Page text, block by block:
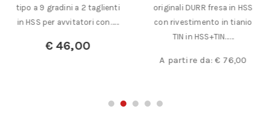
tipo a 9 gradini a 2 taglienti
in HSS per avvitatori con……
€46,00
originali DURR fresa in HSS
con rivestimento in tianio
TIN in HSS+TIN……
A partire da:€ 76,00